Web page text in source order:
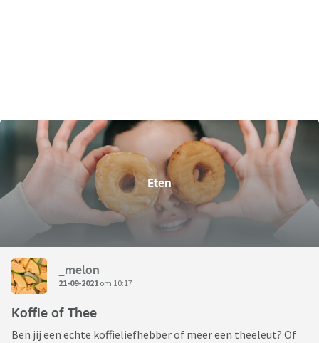
Eten
_melon
21-09-2021 om 10:17
Koffie of Thee
Ben jij een echte koffieliefhebber of meer een theeleut? Of